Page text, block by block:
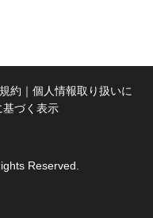
約 ｜ 個人情報取り扱いに
基づく表示
Reserved.